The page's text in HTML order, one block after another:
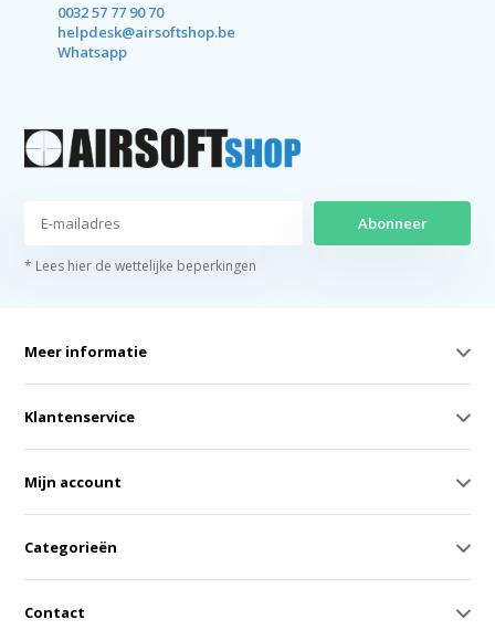
0032 57 77 90 70
helpdesk@airsoftshop.be
Whatsapp
Abonneer
* Lees hier de wettelijke beperkingen
Meer informatie
Klantenservice
Mijn account
Categorieën
Contact